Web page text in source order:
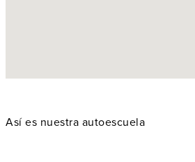
Así es nuestra autoescuela